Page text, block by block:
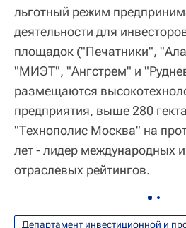
льготный режим
деятельности для
площадок ("Печатники",
"МИЭТ", "Ангстрем" и
размещаются
предприятия, выше 280
"Технополис Москва" на
лет - лидер международных
отраслевых рейтингов.